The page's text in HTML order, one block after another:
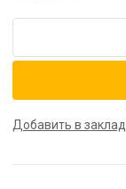
Комплект
фланец
Добавить в